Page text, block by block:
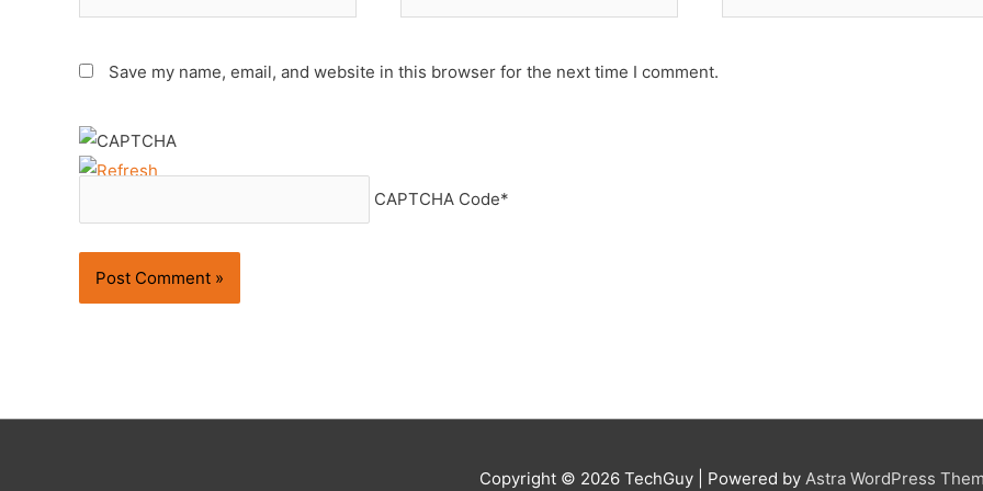
Save my name, email, and website in this browser for the next time I comment.
CAPTCHA Code*
Copyright © 2026 TechGuy | Powered by Astra WordPress